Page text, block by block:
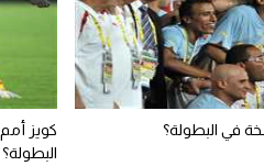
في البطولة؟
كويز
البطولة؟